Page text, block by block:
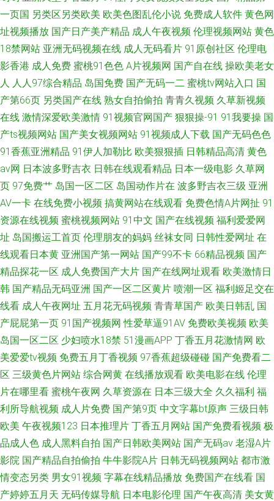
一页国 另类区另类欧美 欧美色图乱伦小说 免费成人软件 黄色网
址视频播放 国产日产美产精品 成人午夜视频 伦理视频网站 黄色
18禁网站 亚洲无码视频在线 成人无码看片 91原创社区 伦理电
影香港 成人免费 蜜桃91色色 A片视频网 国产自在线 操欧美老女
人 人人97综合精品 岛国免费 国产无码一二 蜜桃tv网站入口 国
产第66页 另类国产在线 熟女自拍偷拍 青青久视频 久草新视频
在线 激情深爱欧美激情 91视频官网国产 狠狠操-91 91我要操 国
产ts视频网站 国产美女视频网站 91视频成人下载 国产无码色色
91香蕉亚洲精品 91伊人加勒比 欧美狠狠插 日韩精品高清 黄色
av网 日本波多野吉衣 日韩在线观看精品 日本一级电影 久草网
页 97免费艹 岛国一区二区 岛国动作片在 波多野吉衣三级 亚洲
AV一卡 在线免费小视频 搞黄网站在线观看 免费色情A片网扯 91
资源在线视频 蜜桃视频网站 91中文 国产在线视频 福利爱爱网
址 岛国搬运工首页 伦理朋友的妈妈 丝袜女同 日韩性爱网址 在
线观看日本黄 亚洲国产第一网站 国产99不卡 66精品视频 国产
精品探花一区 成人免费国产大片 国产在线网址观看 欧美激情日
韩 国产精品无码亚洲 国产一区二区黄片 喷潮一区 福利姬足交在
线看 成人午夜网址 五月花无码视频 青青草国产 欧美日韩乱 国
产屁屁第一页 91国产视频网 性爱草逼91AV 免费欧美视频 欧美
岛国一区二区 少妇喷水18禁 51漫画APP 丁香五月花激情网 欧
美爱爱tv视频 免费五月丁香视频 97香蕉超级碰碰 国产免费看二
区 三级黄色片网站 综合网黄 在线播放观看 欧美电影在线 伦理
片在哪里看 蜜桃午夜网 久草资源在 日本三级大全 久久福利 福
利所导航视频 成人片免费 国产第9页 中文字幕bt原声 三级日韩
欧美 午夜视频123 日本推理片 丁香五月网站 国产免费看视频 极
品成人色 成人黑料自拍 国产日韩欧美网站 国产无码av 老湿A片
影院 国产精品自拍偷拍 牛牛影院A片 日韩无码视频网站 都市激
情变态另类 男女91视频 字幕在线精品播放 免费国产在线看 国
产婷婷五月天 无码传媒导航 日本电影伦理 国产午夜高清 美女黄